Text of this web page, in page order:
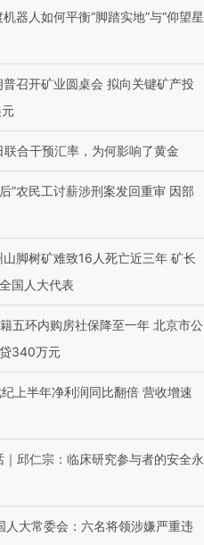
器人如何平衡“脚踏实地”与“仰望星
普召开矿业圆桌会 拟向关键矿产投
联合干预汇率，为何影响了黄金
”农民工讨薪涉刑案发回重审 因部
山脚树矿难致16人死亡近三年 矿长
国人大代表
五环内购房社保降至一年 北京市公
340万元
上半年净利润同比翻倍 营收增速
｜邱仁宗：临床研究参与者的安全永
人大常委会：六名将领涉嫌严重违